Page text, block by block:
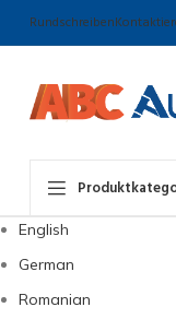
Rundschreiben
English
German
Romanian